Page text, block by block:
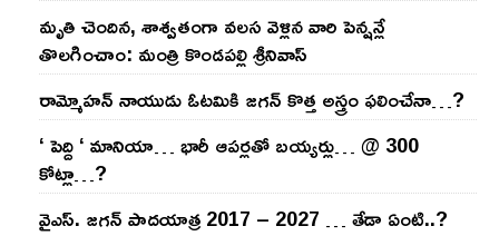
మృతి చెందిన, శాశ్వతంగా వలస వెళ్లిన వారి పెన్ష‌న్లే
తొల‌గించాం: మంత్రి కొండపల్లి శ్రీనివాస్
రామ్మోహ‌న్ నాయుడు ఓట‌మికి జ‌గ‌న్ కొత్త అస్త్రం ఫ‌లించేనా…?
‘ పెద్ది ‘ మానియా… భారీ ఆప‌ర్ల‌తో బ‌య్య‌ర్లు… @ 300
కోట్లా…?
వైఎస్‌. జ‌గ‌న్ పాద‌యాత్ర 2017 – 2027 … తేడా ఏంటి..?